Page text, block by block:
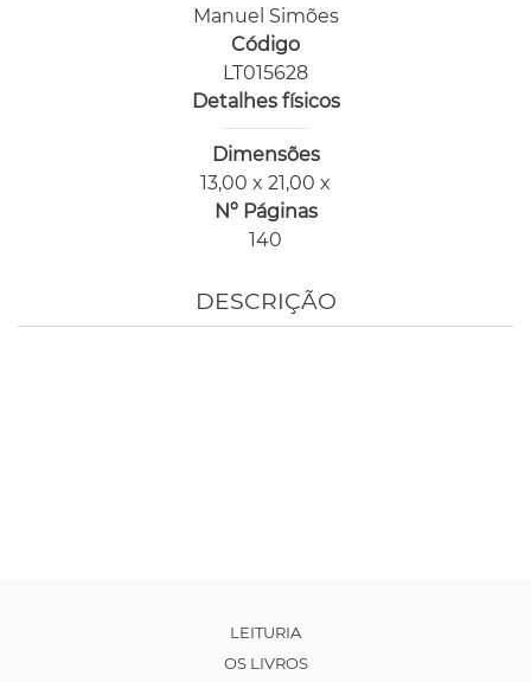
Manuel Simões
Código
LT015628
Detalhes físicos
Dimensões
13,00 x 21,00 x
Nº Páginas
140
DESCRIÇÃO
LEITURIA
OS LIVROS